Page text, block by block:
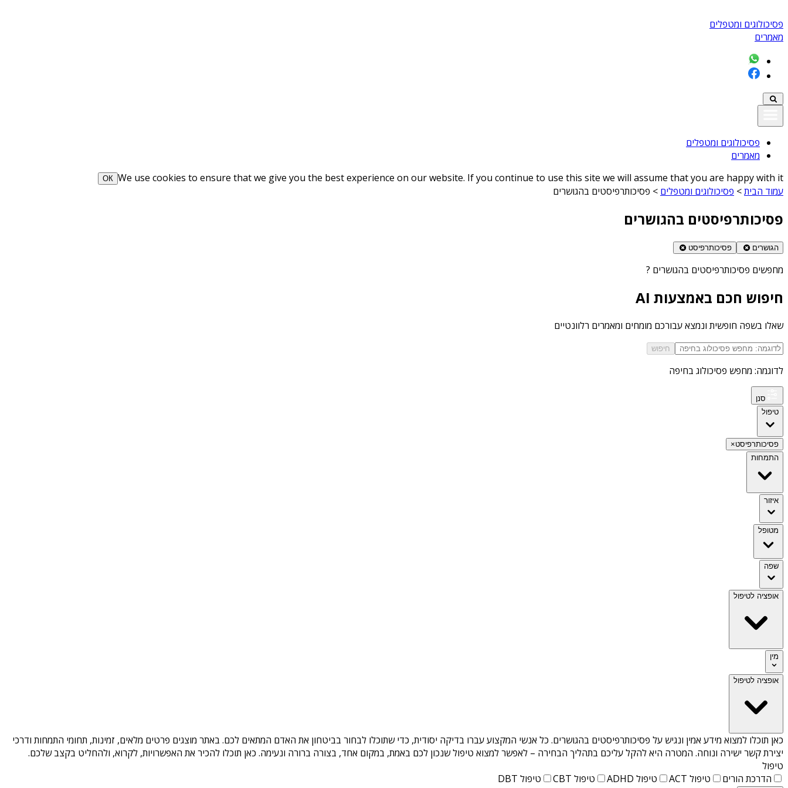
פסיכולוגים ומטפלים
מאמרים
פסיכולוגים ומטפלים
מאמרים
We use cookies to ensure that we give you the best experience on our website. If you continue to use this site we will assume that you are happy with it
ОК
עמוד הבית> פסיכולוגים ומטפלים > פסיכותרפיסטים בהגושרים
פסיכותרפיסטים בהגושרים
הגושרים פסיכותרפיסט
מחפשים פסיכותרפיסטים בהגושרים ?
חיפוש חכם באמצעות AI
שאלו בשפה חופשית ונמצא עבורכם מומחים ומאמרים רלוונטיים
חיפוש
לדוגמה: מחפש פסיכולוג בחיפה
סנן
טיפול
פסיכותרפיסט×
התמחות
איזור
מטופל
שפה
אופציה לטיפול
מין
אופציה לטיפול
כאן תוכלו למצוא מידע אמין ונגיש על פסיכותרפיסטים בהגושרים. כל אנשי המקצוע עברו בדיקה יסודית, כדי שתוכלו לבחור בביטחון את האדם המתאים לכם. באתר מוצגים פרטים מלאים, זמינות, תחומי התמחות ודרכי
יצירת קשר ישירה ונוחה. המטרה היא להקל עליכם בתהליך הבחירה – לאפשר למצוא טיפול שנכון לכם באמת, במקום אחד, בצורה ברורה ונעימה. כאן תוכלו להכיר את האפשרויות, לקרוא, ולהחליט בקצב שלכם.
טיפול
הדרכת הורים
טיפול ACT טיפול ADHD טיפול CBT טיפול DBT